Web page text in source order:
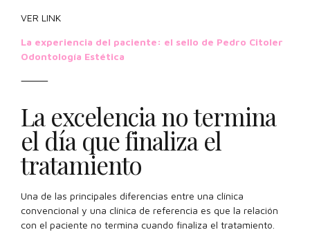
VER LINK
La experiencia del paciente: el sello de Pedro Citoler
Odontología Estética
⸻
La excelencia no termina
el día que finaliza el
tratamiento
Una de las principales diferencias entre una clínica
convencional y una clínica de referencia es que la relación
con el paciente no termina cuando finaliza el tratamiento.